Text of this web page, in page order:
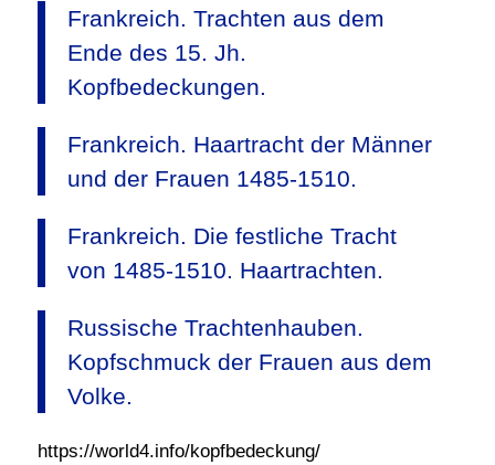
Frankreich. Trachten aus dem
Ende des 15. Jh.
Kopfbedeckungen.
Frankreich. Haartracht der Männer
und der Frauen 1485-1510.
Frankreich. Die festliche Tracht
von 1485-1510. Haartrachten.
Russische Trachtenhauben.
Kopfschmuck der Frauen aus dem
Volke.
https://world4.info/kopfbedeckung/